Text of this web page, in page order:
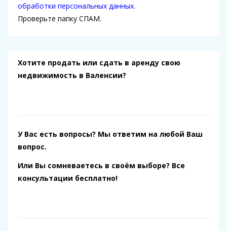
обработки персональных данных.
Проверьте папку СПАМ.
Хотите продать или сдать в аренду свою
недвижимость в Валенсии?
У Вас есть вопросы? Мы ответим на любой Ваш
вопрос.
Или Вы сомневаетесь в своём выборе? Все
консультации бесплатно!